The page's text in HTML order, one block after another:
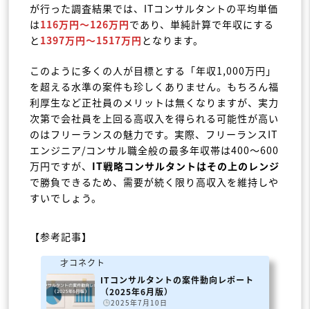
が行った調査結果では、ITコンサルタントの平均単価
は116万円～126万円であり、単純計算で年収にする
と 1397万円～1517万円 となります。
このように多くの人が目標とする「年収1,000万円」
を超える水準の案件も珍しくありません。もちろん福
利厚生など正社員のメリットは無くなりますが、実力
次第で会社員を上回る高収入を得られる可能性が高い
のはフリーランスの魅力です。実際、フリーランスIT
エンジニア/コンサル職全般の最多年収帯は400～600
万円ですが、 IT戦略コンサルタントはその上のレンジ
で勝負できるため、需要が続く限り高収入を維持しや
すいでしょう。
【参考記事】
才コネクト
ITコンサルタントの案件動向レポート
（2025年6月版）
️2025年7月10日